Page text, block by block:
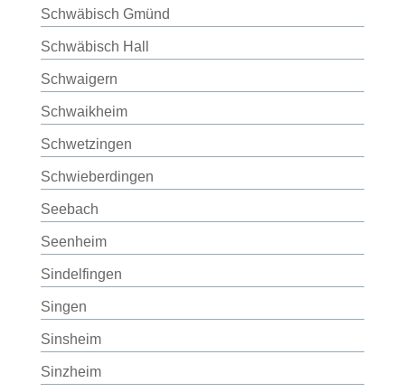
Schwäbisch Gmünd
Schwäbisch Hall
Schwaigern
Schwaikheim
Schwetzingen
Schwieberdingen
Seebach
Seenheim
Sindelfingen
Singen
Sinsheim
Sinzheim